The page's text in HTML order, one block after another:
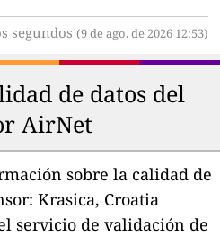
segundos (9 de ago. de 2026 12:53)
de datos del
AirNet
sobre la calidad de
Krasica, Croatia
servicio de validación de